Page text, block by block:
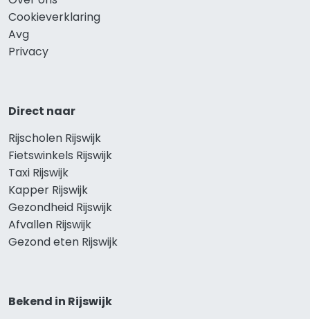
Cookieverklaring
Avg
Privacy
Direct naar
Rijscholen Rijswijk
Fietswinkels Rijswijk
Taxi Rijswijk
Kapper Rijswijk
Gezondheid Rijswijk
Afvallen Rijswijk
Gezond eten Rijswijk
Bekend in Rijswijk